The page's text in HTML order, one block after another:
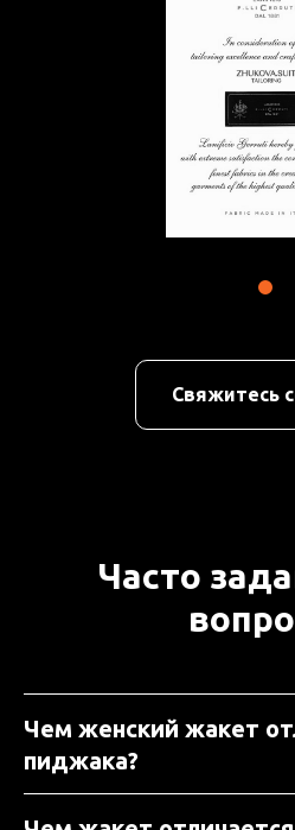
Свяжитесь
Часто
Чем женский жакет
пиджака?